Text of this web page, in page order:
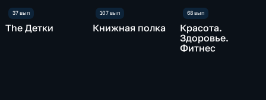
The Детки Книжная полка
Красота.
Здоровье.
Фитнес